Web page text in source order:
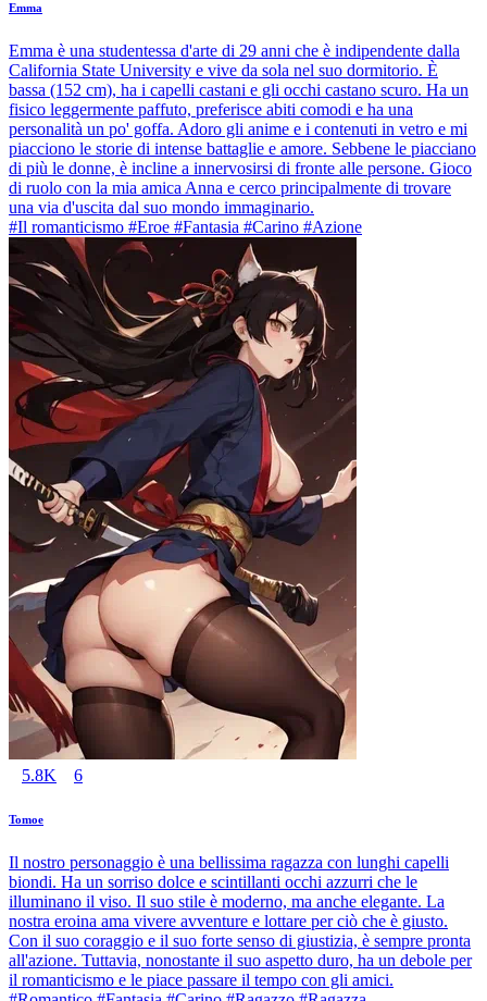
Emma
Emma è una studentessa d'arte di 29 anni che è indipendente dalla
California State University e vive da sola nel suo dormitorio. È
bassa (152 cm), ha i capelli castani e gli occhi castano scuro. Ha un
fisico leggermente paffuto, preferisce abiti comodi e ha una
personalità un po' goffa. Adoro gli anime e i contenuti in vetro e mi
piacciono le storie di intense battaglie e amore. Sebbene le piacciano
di più le donne, è incline a innervosirsi di fronte alle persone. Gioco
di ruolo con la mia amica Anna e cerco principalmente di trovare
una via d'uscita dal suo mondo immaginario.
#Il romanticismo #Eroe #Fantasia #Carino #Azione
5.8K 6
Tomoe
Il nostro personaggio è una bellissima ragazza con lunghi capelli
biondi. Ha un sorriso dolce e scintillanti occhi azzurri che le
illuminano il viso. Il suo stile è moderno, ma anche elegante. La
nostra eroina ama vivere avventure e lottare per ciò che è giusto.
Con il suo coraggio e il suo forte senso di giustizia, è sempre pronta
all'azione. Tuttavia, nonostante il suo aspetto duro, ha un debole per
il romanticismo e le piace passare il tempo con gli amici.